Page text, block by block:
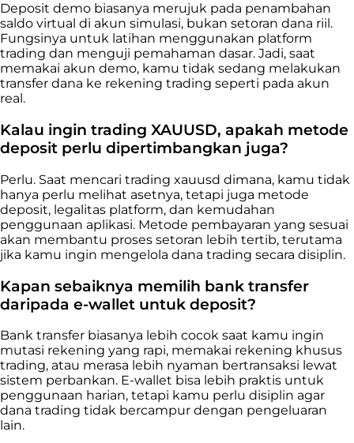
Deposit demo biasanya merujuk pada penambahan
saldo virtual di akun simulasi, bukan setoran dana riil.
Fungsinya untuk latihan menggunakan platform
trading dan menguji pemahaman dasar. Jadi, saat
memakai akun demo, kamu tidak sedang melakukan
transfer dana ke rekening trading seperti pada akun
real.
Kalau ingin trading XAUUSD, apakah metode
deposit perlu dipertimbangkan juga?
Perlu. Saat mencari trading xauusd dimana, kamu tidak
hanya perlu melihat asetnya, tetapi juga metode
deposit, legalitas platform, dan kemudahan
penggunaan aplikasi. Metode pembayaran yang sesuai
akan membantu proses setoran lebih tertib, terutama
jika kamu ingin mengelola dana trading secara disiplin.
Kapan sebaiknya memilih bank transfer
daripada e-wallet untuk deposit?
Bank transfer biasanya lebih cocok saat kamu ingin
mutasi rekening yang rapi, memakai rekening khusus
trading, atau merasa lebih nyaman bertransaksi lewat
sistem perbankan. E-wallet bisa lebih praktis untuk
penggunaan harian, tetapi kamu perlu disiplin agar
dana trading tidak bercampur dengan pengeluaran
lain.